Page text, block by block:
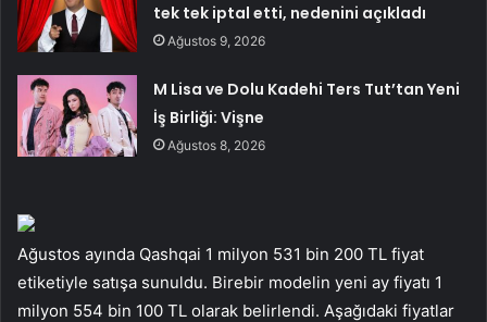
tek tek iptal etti, nedenini açıkladı
Ağustos 9, 2026
M Lisa ve Dolu Kadehi Ters Tut’tan Yeni
İş Birliği: Vişne
Ağustos 8, 2026
Ağustos ayında Qashqai 1 milyon 531 bin 200 TL fiyat
etiketiyle satışa sunuldu. Birebir modelin yeni ay fiyatı 1
milyon 554 bin 100 TL olarak belirlendi. Aşağıdaki fiyatlar